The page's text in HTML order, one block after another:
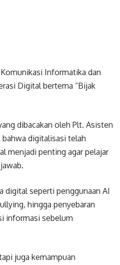
Informatika dan
Digital bertema “Bijak
dibacakan oleh Plt. Asisten
bahwa digitalisasi telah
menjadi penting agar pelajar
digital seperti penggunaan AI
hingga penyebaran
informasi sebelum
juga kemampuan